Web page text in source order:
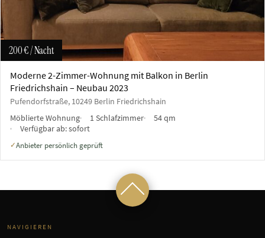
200 €/ Nacht
Moderne 2-Zimmer-Wohnung mit Balkon in Berlin
Friedrichshain – Neubau 2023
Pufendorfstraße, 10249 Berlin Friedrichshain
Möblierte Wohnung
1 Schlafzimmer
54 qm
Verfügbar ab:sofort
✓Anbieter persönlich geprüft
NAVIGIEREN